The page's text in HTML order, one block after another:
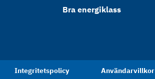
Bra energiklass
Integritetspolicy Användarvillkor